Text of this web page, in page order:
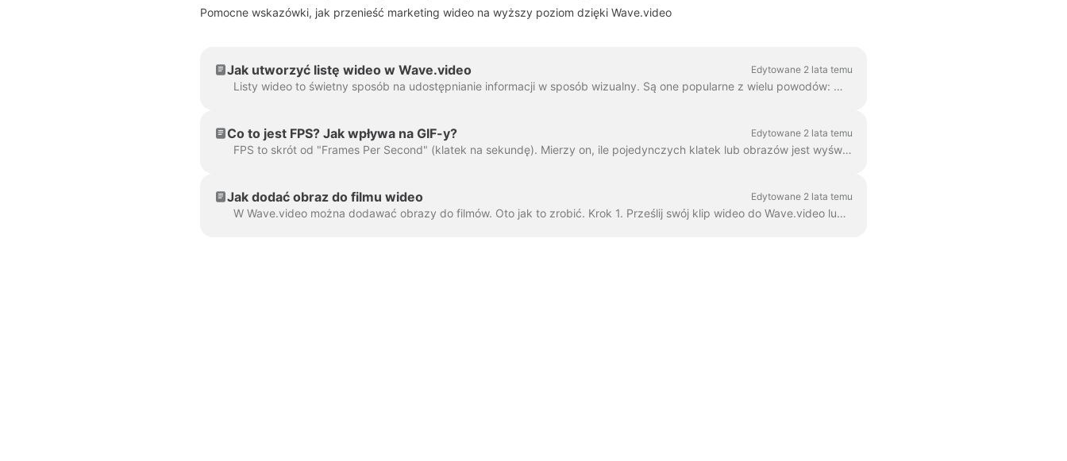
Pomocne wskazówki, jak przenieść marketing wideo na wyższy poziom dzięki Wave.video
Jak utworzyć listę wideo w Wave.video Edytowane 2 lata temu
Listy wideo to świetny sposób na udostępnianie informacji w sposób wizualny. Są one popularne z wielu powodów: Widzowie wiedzą, czego się spodziewać. ...
Co to jest FPS? Jak wpływa na GIF-y? Edytowane 2 lata temu
FPS to skrót od "Frames Per Second" (klatek na sekundę). Mierzy on, ile pojedynczych klatek lub obrazów jest wyświetlanych lub przechwytywanych na sekundę w GIF-ie. W mediach cyfrowych, ...
Jak dodać obraz do filmu wideo Edytowane 2 lata temu
W Wave.video można dodawać obrazy do filmów. Oto jak to zrobić. Krok 1. Prześlij swój klip wideo do Wave.video lub wybierz jeden z ...